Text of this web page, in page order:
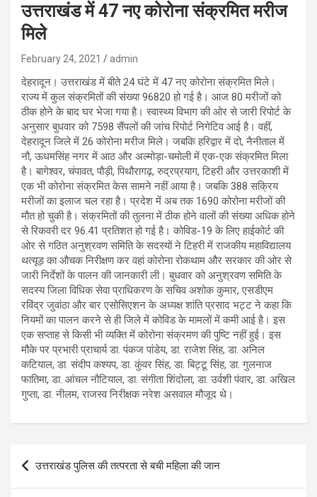
उत्तराखंड में 47 नए कोरोना संक्रमित मरीज
मिले
February 24, 2021 admin
देहरादून। उत्तराखंड में बीते 24 घंटे में 47 नए कोरोना संक्रमित मिले।
राज्य में कुल संक्रमितों की संख्या 96820 हो गई है। आज 80 मरीजों को
ठीक होने के बाद घर भेजा गया है। स्वास्थ्य विभाग की ओर से जारी रिपोर्ट के
अनुसार बुधवार को 7598 सैंपलों की जांच रिपोर्ट निगेटिव आई है। वहीं,
देहरादून जिले में 26 कोरोना मरीज मिले। जबकि हरिद्वार में दो, नैनीताल में
नौ, ऊधमसिंह नगर में आठ और अल्मोड़ा-चमोली में एक-एक संक्रमित मिला
है। बागेश्वर, चंपावत, पौड़ी, पिथौरागढ़, रुद्रप्रयाग, टिहरी और उत्तरकाशी में
एक भी कोरोना संक्रमित केस सामने नहीं आया है। जबकि 388 सक्रिय
मरीजों का इलाज चल रहा है। प्रदेश में अब तक 1690 कोरोना मरीजों की
मौत हो चुकी है। संक्रमितों की तुलना में ठीक होने वालों की संख्या अधिक होने
से रिकवरी दर 96.41 प्रतिशत हो गई है। कोविड-19 के लिए हाईकोर्ट की
ओर से गठित अनुश्रवण समिति के सदस्यों ने टिहरी में राजकीय महाविद्यालय
थत्यूड़ का औचक निरीक्षण कर वहां कोरोना रोकथाम और सरकार की ओर से
जारी निर्देशों के पालन की जानकारी ली। बुधवार को अनुश्रवण समिति के
सदस्य जिला विधिक सेवा प्राधिकरण के सचिव अशोक कुमार, एसडीएम
रविंद्र जुवांठा और बार एसोसिएशन के अध्यक्ष शांति प्रसाद भट्ट ने कहा कि
नियमों का पालन करने से ही जिले में कोविड के मामलों में कमी आई है। इस
एक सप्ताह से किसी भी व्यक्ति में कोरोना संक्रमण की पुष्टि नहीं हुई। इस
मौके पर प्रभारी प्राचार्य डा. पंकज पांडेय, डा. राजेश सिंह, डा. अनिल
कटियाल, डा. संदीप कश्यप, डा. कुंवर सिंह, डा. बिट्टू सिंह, डा. गुलनाज
फातिमा, डा. आंचल नौटियाल, डा. संगीता शिंदोला, डा. उर्वशी पंवार, डा. अखिल
गुप्ता, डा. नीलम, राजस्व निरीक्षक नरेश असवाल मौजूद थे।
Post
navigation
उत्तराखंड पुलिस की तत्परता से बची महिला की जान